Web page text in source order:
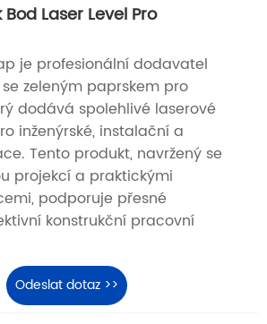
Laser Level Pro
je profesionální dodavatel
zeleným paprskem pro
dodává spolehlivé laserové
inženýrské, instalační a
Tento produkt, navržený se
projekcí a praktickými
podporuje přesné
konstrukční pracovní
Odeslat dotaz >>